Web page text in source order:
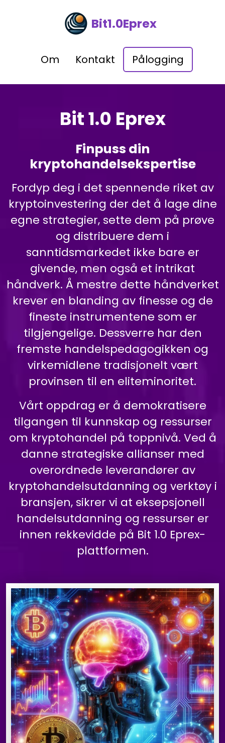
Bit1.0Eprex
Om Kontakt Pålogging
Bit 1.0 Eprex
Finpuss din
kryptohandelsekspertise
Fordyp deg i det spennende riket av
kryptoinvestering der det å lage dine
egne strategier, sette dem på prøve
og distribuere dem i
sanntidsmarkedet ikke bare er
givende, men også et intrikat
håndverk. Å mestre dette håndverket
krever en blanding av finesse og de
fineste instrumentene som er
tilgjengelige. Dessverre har den
fremste handelspedagogikken og
virkemidlene tradisjonelt vært
provinsen til en eliteminoritet.
Vårt oppdrag er å demokratisere
tilgangen til kunnskap og ressurser
om kryptohandel på toppnivå. Ved å
danne strategiske allianser med
overordnede leverandører av
kryptohandelsutdanning og verktøy i
bransjen, sikrer vi at eksepsjonell
handelsutdanning og ressurser er
innen rekkevidde på Bit 1.0 Eprex-
plattformen.